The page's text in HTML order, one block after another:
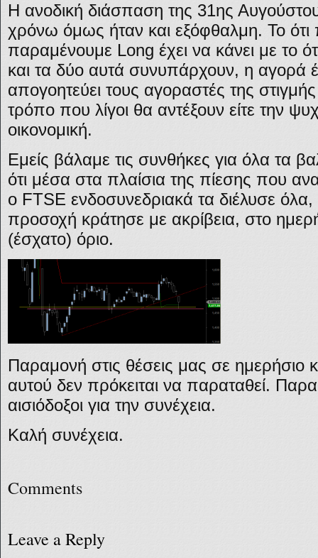
Η ανοδική διάσπαση της 31ης
χρόνω όμως ήταν και εξόφθαλμη. Το ότι
παραμένουμε Long έχει να κάνει με το
και τα δύο αυτά συνυπάρχουν, η αγορά
απογοητεύει τους αγοραστές της στιγμής
τρόπο που λίγοι θα αντέξουν είτε την
οικονομική.
Εμείς βάλαμε τις συνθήκες για όλα τα
ότι μέσα στα πλαίσια της πίεσης που
ο FTSE ενδοσυνεδριακά τα διέλυσε όλα,
προσοχή κράτησε με ακρίβεια, στο
(έσχατο) όριο.
Παραμονή στις θέσεις μας σε ημερήσιο
αυτού δεν πρόκειται να παραταθεί.
αισιόδοξοι για την συνέχεια.
Καλή συνέχεια.
Comments
Leave a Reply